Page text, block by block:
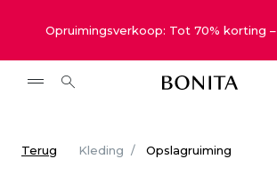
Opruimingsverkoop: Tot 70% korting –
Terug Kleding Opslagruiming